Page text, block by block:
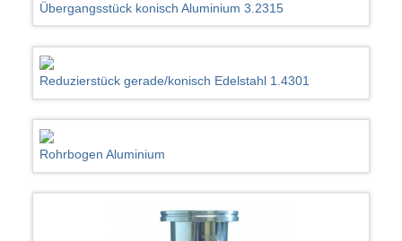
Übergangsstück konisch Aluminium 3.2315
Reduzierstück gerade/konisch Edelstahl 1.4301
Rohrbogen Aluminium